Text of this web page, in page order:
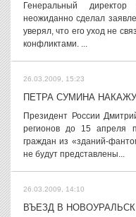
Генеральный
неожиданно сделал
уверял, что его уход не
конфликтами. ...
26.03.2009, 15:23
ПЕТРА СУМИНА
Президент России
регионов до 15 апреля
граждан из «зданий-
не будут представлены...
26.03.2009, 14:10
ВЪЕЗД В